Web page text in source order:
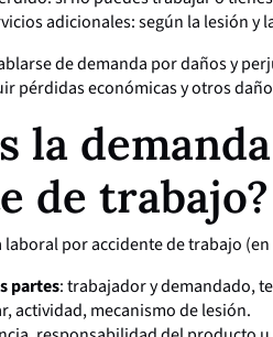
adicionales: según la lesión y
de demanda por daños y
pérdidas económicas y otros
la
de trabajo?
por accidente de trabajo
partes: trabajador y demandado,
actividad, mecanismo de lesión.